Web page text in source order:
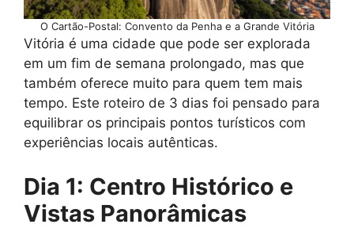
O Cartão-Postal: Convento da Penha e a Grande Vitória
Vitória é uma cidade que pode ser explorada
em um fim de semana prolongado, mas que
também oferece muito para quem tem mais
tempo. Este roteiro de 3 dias foi pensado para
equilibrar os principais pontos turísticos com
experiências locais autênticas.
Dia 1: Centro Histórico e
Vistas Panorâmicas